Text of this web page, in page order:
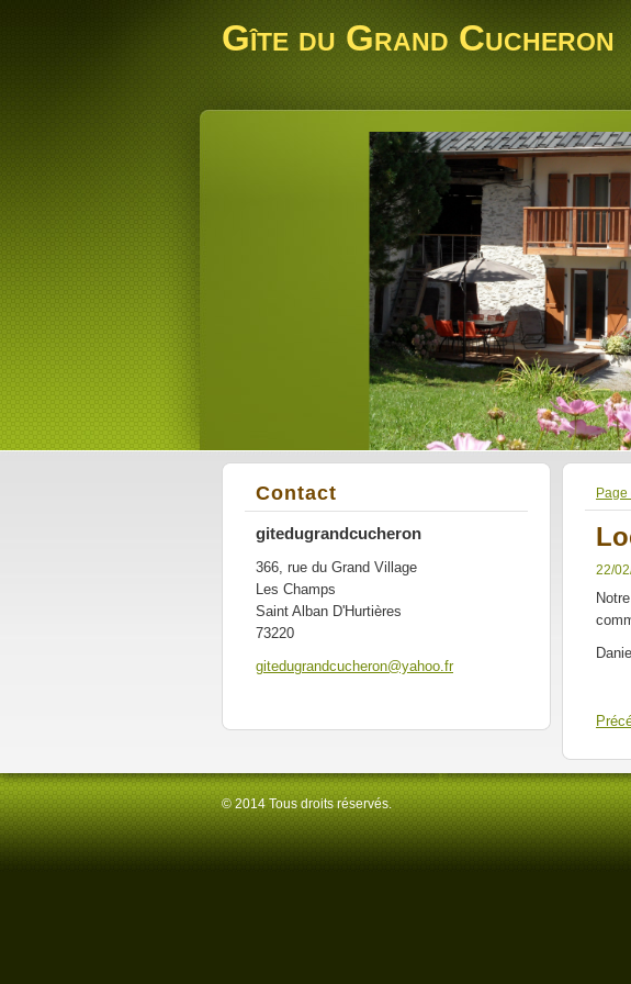
Gîte du Grand Cucheron
Page
22/
Contact
gitedugrandcucheron
366, rue du Grand Village
Les Champs
Saint Alban D'Hurtières
73220
gitedugrandcucheron@yahoo.fr
© 2014 Tous droits réservés.